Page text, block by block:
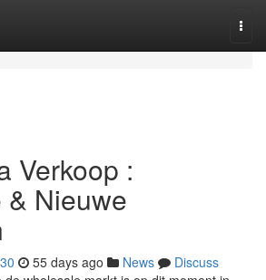
Verkoop :
Nieuwe
55 days ago News
Discuss